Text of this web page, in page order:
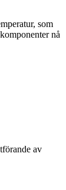
som
nå
av